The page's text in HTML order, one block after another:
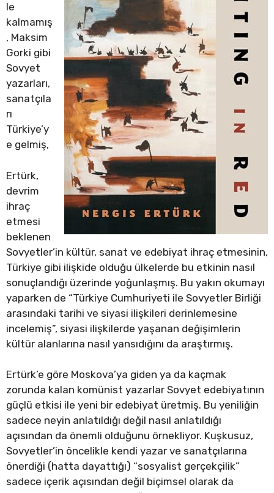
le
kalmamış
, Maksim
Gorki gibi
Sovyet
yazarları,
sanatçıla
rı
Türkiye’y
e gelmiş,
Ertürk,
devrim
ihraç
etmesi
beklenen
Sovyetler’in kültür, sanat ve edebiyat ihraç etmesinin,
Türkiye gibi ilişkide olduğu ülkelerde bu etkinin nasıl
sonuçlandığı üzerinde yoğunlaşmış. Bu yakın okumayı
yaparken de “Türkiye Cumhuriyeti ile Sovyetler Birliği
arasındaki tarihi ve siyasi ilişkileri derinlemesine
incelemiş”, siyasi ilişkilerde yaşanan değişimlerin
kültür alanlarına nasıl yansıdığını da araştırmış.
Ertürk’e göre Moskova’ya giden ya da kaçmak
zorunda kalan komünist yazarlar Sovyet edebiyatının
güçlü etkisi ile yeni bir edebiyat üretmiş. Bu yeniliğin
sadece neyin anlatıldığı değil nasıl anlatıldığı
açısından da önemli olduğunu örnekliyor. Kuşkusuz,
Sovyetler’in öncelikle kendi yazar ve sanatçılarına
önerdiği (hatta dayattığı) “sosyalist gerçekçilik”
sadece içerik açısından değil biçimsel olarak da